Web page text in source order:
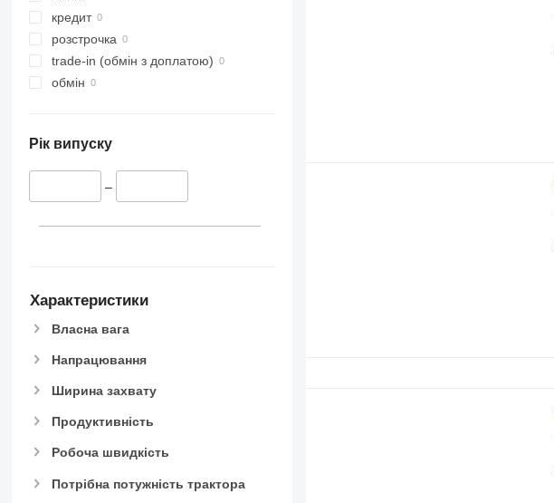
кредит
розстрочка
trade-in (обмін з доплатою)
обмін
Рік випуску
–
Характеристики
Власна вага
Напрацювання
Ширина захвату
Продуктивність
Робоча швидкість
Потрібна потужність трактора